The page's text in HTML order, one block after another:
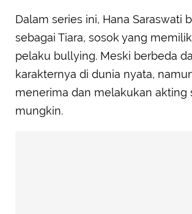
Dalam series ini, Hana Saraswati
sebagai Tiara, sosok yang
pelaku bullying. Meski berbeda
karakternya di dunia nyata,
menerima dan melakukan akting
mungkin.